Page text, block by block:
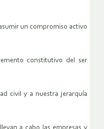
un compromiso activo
constitutivo del ser
civil y a nuestra jerarquía